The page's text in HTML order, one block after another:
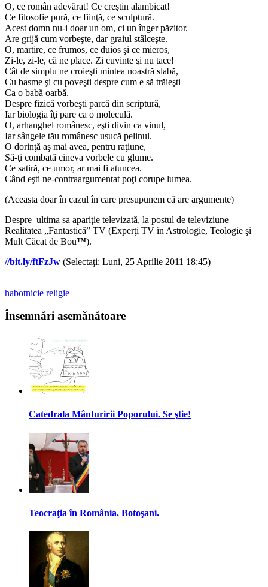
O, ce român adevărat! Ce creştin alambicat!
Ce filosofie pură, ce fiinţă, ce sculptură.
Acest domn nu-i doar un om, ci un înger păzitor.
Are grijă cum vorbeşte, dar graiul stâlceşte.
O, martire, ce frumos, ce duios şi ce mieros,
Zi-le, zi-le, că ne place. Zi cuvinte şi nu tace!
Cât de simplu ne croieşti mintea noastră slabă,
Cu basme şi cu poveşti despre cum e să trăieşti
Ca o babă oarbă.
Despre fizică vorbeşti parcă din scriptură,
Iar biologia îţi pare ca o moleculă.
O, arhanghel românesc, eşti divin ca vinul,
Iar sângele tău românesc usucă pelinul.
O dorinţă aş mai avea, pentru raţiune,
Să-ţi combată cineva vorbele cu glume.
Ce satiră, ce umor, ar mai fi atuncea.
Când eşti ne-contraargumentat poţi corupe lumea.
(Aceasta doar în cazul în care presupunem că are argumente)
Despre ultima sa apariţie televizată, la postul de televiziune
Realitatea „Fantastică” TV (Experţi TV în Astrologie, Teologie şi
Mult Căcat de Bou™).
//bit.ly/ftFzJw (Selectaţi: Luni, 25 Aprilie 2011 18:45)
habotnicie religie
Însemnări asemănătoare
Catedrala Mânturirii Poporului. Se ştie!
Teocraţia în România. Botoşani.